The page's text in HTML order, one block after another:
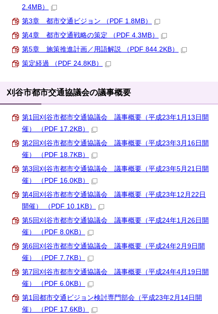
2.4MB）
第3章 都市交通ビジョン （PDF 1.8MB）
第4章 都市交通戦略の策定 （PDF 4.3MB）
第5章 施策推進計画／用語解説 （PDF 844.2KB）
策定経過 （PDF 24.8KB）
刈谷市都市交通協議会の議事概要
第1回刈谷市都市交通協議会 議事概要（平成23年1月13日開
催） （PDF 17.2KB）
第2回刈谷市都市交通協議会 議事概要（平成23年3月16日開
催） （PDF 18.7KB）
第3回刈谷市都市交通協議会 議事概要（平成23年5月21日開
催） （PDF 16.0KB）
第4回刈谷市都市交通協議会 議事概要（平成23年12月22日
開催） （PDF 10.1KB）
第5回刈谷市都市交通協議会 議事概要（平成24年1月26日開
催） （PDF 8.0KB）
第6回刈谷市都市交通協議会 議事概要（平成24年2月9日開
催） （PDF 7.7KB）
第7回刈谷市都市交通協議会 議事概要（平成24年4月19日開
催） （PDF 6.0KB）
第1回都市交通ビジョン検討専門部会（平成23年2月14日開
催） （PDF 17.6KB）